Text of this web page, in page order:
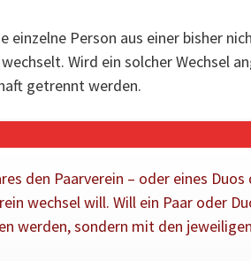
einzelne Person aus einer bisher
Wird ein solcher Wechsel
getrennt werden.
den Paarverein – oder eines Duos
wechsel will. Will ein Paar oder
werden, sondern mit den jeweiligen